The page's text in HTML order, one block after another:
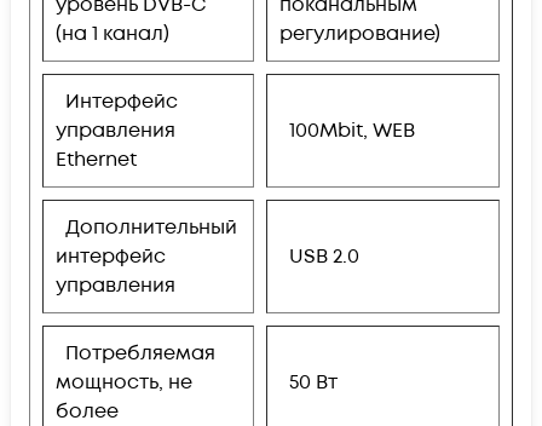
(на 1 канал)
регулирование)
Интерфейс
управления
Ethernet
100Mbit, WEB
Дополнительный
интерфейс
управления
USB 2.0
Потребляемая
мощность, не
более
50 Вт